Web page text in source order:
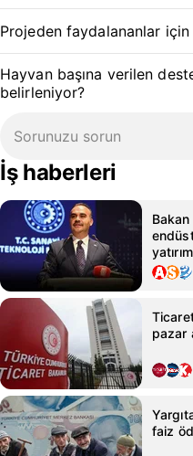
Projeden faydalananlar
Hayvan başına verilen
belirleniyor?
İş haberleri
Bakan
pazar
faiz